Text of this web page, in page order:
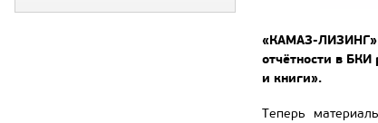
«КАМАЗ-ЛИЗИНГ»
отчётности в
и книги».
Теперь